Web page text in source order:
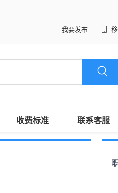
我要发布
收费标准 联系客服